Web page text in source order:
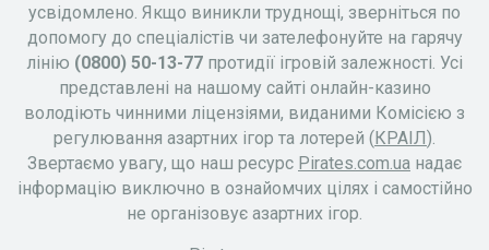
усвідомлено. Якщо виникли труднощі, зверніться по
допомогу до спеціалістів чи зателефонуйте на гарячу
лінію (0800) 50-13-77 протидії ігровій залежності. Усі
представлені на нашому сайті онлайн-казино
володіють чинними ліцензіями, виданими Комісією з
регулювання азартних ігор та лотерей ( КРАІЛ ).
Звертаємо увагу, що наш ресурс Pirates.com.ua надає
інформацію виключно в ознайомчих цілях і самостійно
не організовує азартних ігор.